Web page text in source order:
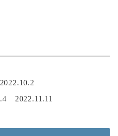
2022.11.11